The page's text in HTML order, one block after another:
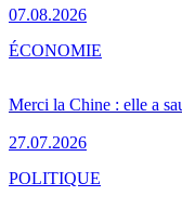
07.08.2026
Merci la Chine : elle a
27.07.2026
ÉCONOMIE
POLITIQUE